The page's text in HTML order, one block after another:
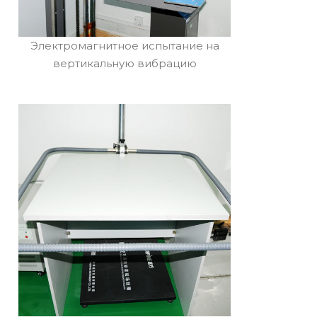
Электромагнитное испытание на
вертикальную вибрацию